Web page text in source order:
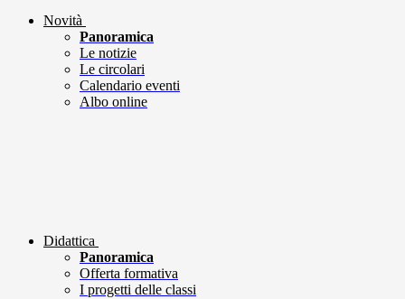
Novità
Panoramica
Le notizie
Le circolari
Calendario eventi
Albo online
Didattica
Panoramica
Offerta formativa
I progetti delle classi